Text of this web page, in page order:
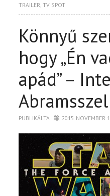
TRAILER ,TV SPOT
Könnyű
hogy „Én
apád” –
Abramsszel
PUBLIKÁLTA 2015. NOVEMBER